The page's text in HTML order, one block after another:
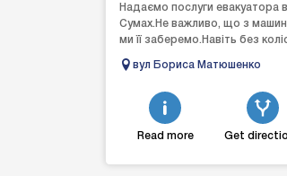
Надаємо послуги евакуатора в
Сумах.Не важливо, що з
ми її заберемо.Навіть без
витягнемо й заванта...
вул Бориса Матюшенко
Read more Get